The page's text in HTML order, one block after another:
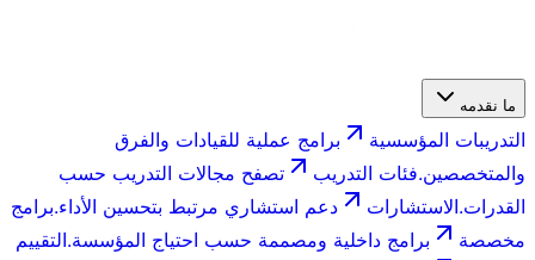
ما نقدمه
التدريبات المؤسسية
برامج عملية للقيادات والفرق
والمتخصصين.فئات التدريب
تصفح مجالات التدريب حسب
القدرات.الاستشارات دعم استشاري مرتبط بتحسين الأداء.برامج
مخصصة
برامج داخلية ومصممة حسب احتياج المؤسسة.التقييم